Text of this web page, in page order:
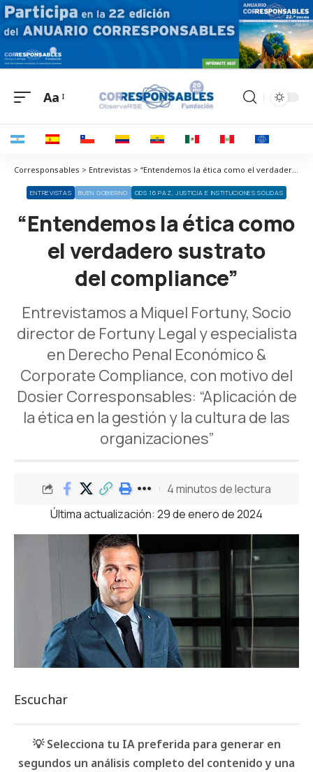
Aa
Corresponsables > Entrevistas > “Entendemos la ética como el verdadero sustrato del compliance”
ENTREVISTAS BUEN GOBIERNO ODS 16 PAZ, JUSTICIA E INSTITUCIONES SÓLIDAS
“Entendemos la ética como
el verdadero sustrato
del compliance”
Entrevistamos a Miquel Fortuny, Socio
director de Fortuny Legal y especialista
en Derecho Penal Económico &
Corporate Compliance, con motivo del
Dosier Corresponsables: “Aplicación de
la ética en la gestión y la cultura de las
organizaciones”
Última actualización: 29 de enero de 2024
4 minutos de lectura
Escuchar
💡 Selecciona tu IA preferida para generar en
segundos un análisis completo del contenido y una